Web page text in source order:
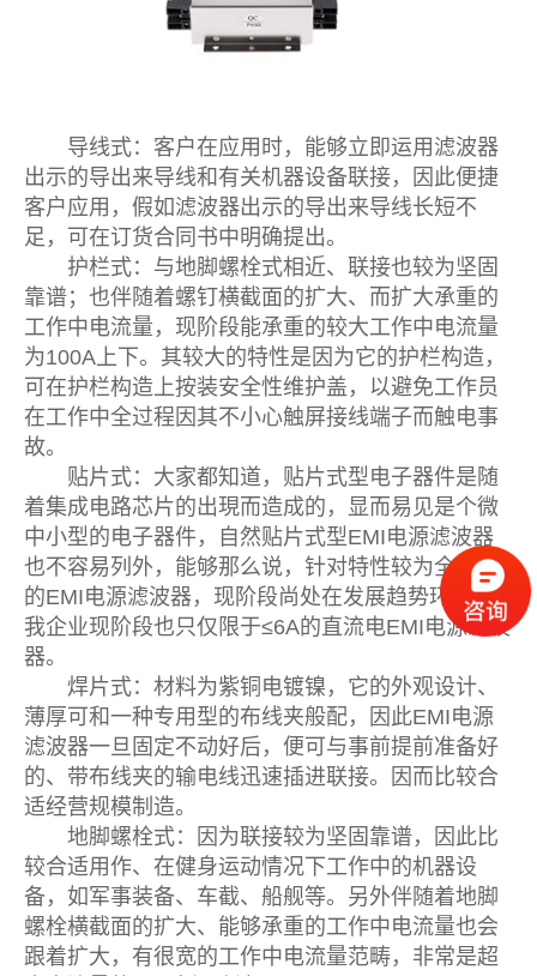
导线式：客户在应用时，能够立即运用滤波器
出示的导出来导线和有关机器设备联接，因此便捷
客户应用，假如滤波器出示的导出来导线长短不
足，可在订货合同书中明确提出。
护栏式：与地脚螺栓式相近、联接也较为坚固
靠谱；也伴随着螺钉横截面的扩大、而扩大承重的
工作中电流量，现阶段能承重的较大工作中电流量
为100A上下。其较大的特性是因为它的护栏构造，
可在护栏构造上按装安全性维护盖，以避免工作员
在工作中全过程因其不小心触屏接线端子而触电事
故。
贴片式：大家都知道，贴片式型电子器件是随
着集成电路芯片的出現而造成的，显而易见是个微
中小型的电子器件，自然贴片式型EMI电源滤波器
也不容易列外，能够那么说，针对特性较为全方位
的EMI电源滤波器，现阶段尚处在发展趋势环节。
我企业现阶段也只仅限于≤6A的直流电EMI电源滤波
器。
焊片式：材料为紫铜电镀镍，它的外观设计、
薄厚可和一种专用型的布线夹般配，因此EMI电源
滤波器一旦固定不动好后，便可与事前提前准备好
的、带布线夹的输电线迅速插进联接。因而比较合
适经营规模制造。
地脚螺栓式：因为联接较为坚固靠谱，因此比
较合适用作、在健身运动情况下工作中的机器设
备，如军事装备、车截、船舰等。另外伴随着地脚
螺栓横截面的扩大、能够承重的工作中电流量也会
跟着扩大，有很宽的工作中电流量范畴，非常是超